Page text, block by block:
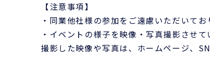
【注意事項】
・同業他社様の参加をご遠慮いただいてお
・イベントの様子を映像・写真撮影させて
撮影した映像や写真は、ホームページ、